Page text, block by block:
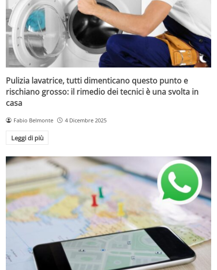
Pulizia lavatrice, tutti dimenticano questo punto e
rischiano grosso: il rimedio dei tecnici è una svolta in
casa
Fabio Belmonte 4 Dicembre 2025
Leggi di più